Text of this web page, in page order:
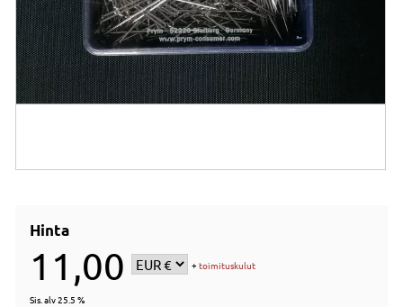
Hinta
11,00 +toimituskulut
Sis. alv 25.5 %